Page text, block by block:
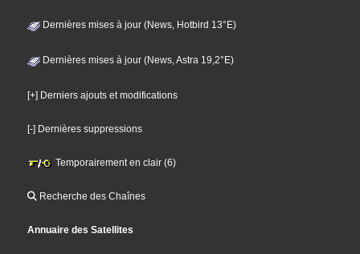
Dernières mises à jour (News, Hotbird 13°E)
Dernières mises à jour (News, Astra 19,2°E)
[+] Derniers ajouts et modifications
[-] Dernières suppressions
Temporairement en clair (6)
Recherche des Chaînes
Annuaire des Satellites